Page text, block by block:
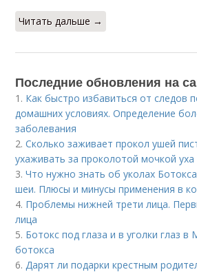
Читать дальше →
Последние обновления на
1. Как быстро избавиться от следов
домашних условиях. Определение
заболевания
2.Сколько заживает прокол ушей
ухаживать за проколотой мочкой уха
3.Что нужно знать об уколах
шеи. Плюсы и минусы применения в
4. Проблемы нижней трети лица.
лица
5. Ботокс под глаза и в уголки глаз
ботокса
6. Дарят ли подарки крестным